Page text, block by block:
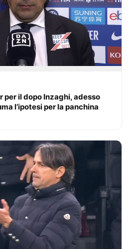
per il dopo Inzaghi, adesso
l’ipotesi per la panchina